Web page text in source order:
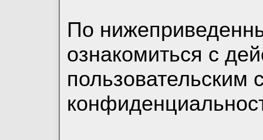
По
ознакомиться с
пользовательским